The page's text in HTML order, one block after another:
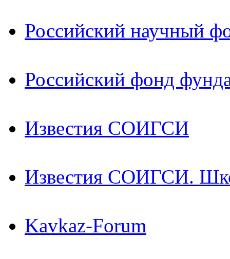
Российский научный
Российский фонд
Известия СОИГСИ
Известия СОИГСИ.
Kavkaz-Forum